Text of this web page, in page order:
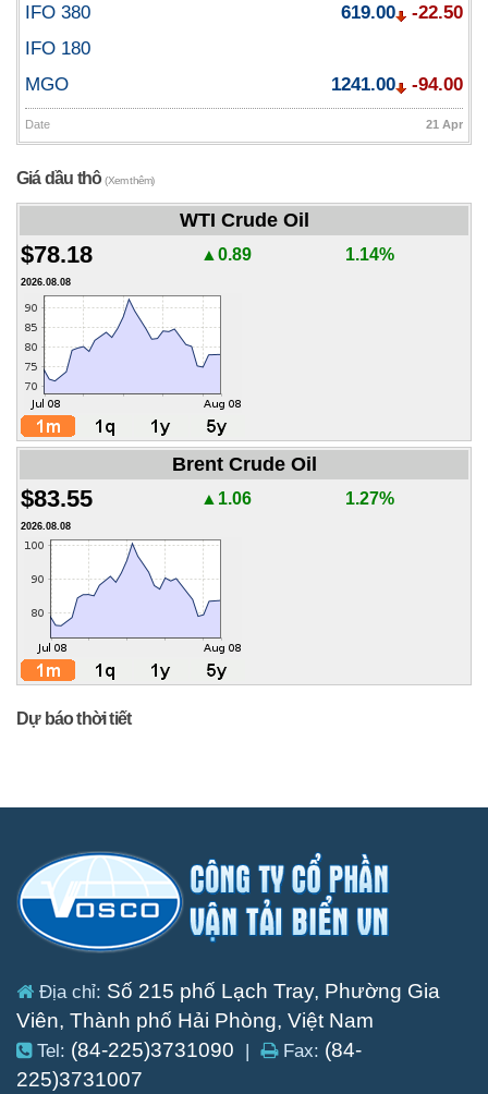
IFO 380 619.00
-22.50
IFO 180
MGO
1241.00 -94.00
Date 21 Apr
Giá dầu thô(Xem thêm)
WTI Crude Oil
$78.18 ▲0.89 1.14%
2026.08.08
Brent Crude Oil
$83.55 ▲1.06 1.27%
2026.08.08
Dự báo thời tiết
Địa chỉ: Số 215 phố Lạch Tray, Phường Gia
Viên, Thành phố Hải Phòng, Việt Nam
Tel: (84-225)3731090 | Fax: (84-
225)3731007